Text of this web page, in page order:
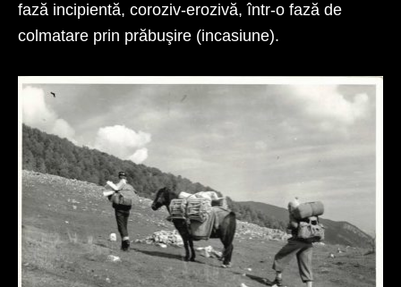
fază incipientă, coroziv-erozivă, într-o fază de
colmatare prin prăbuşire (incasiune).